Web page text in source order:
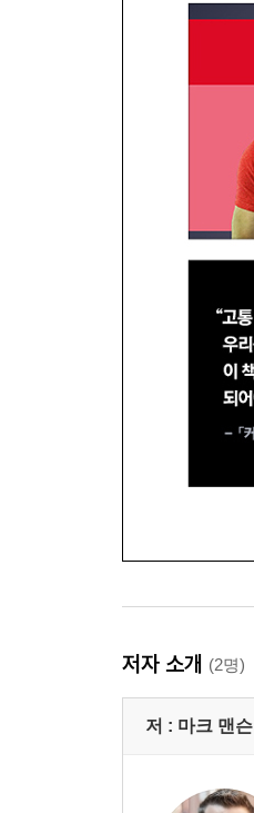
저자 소개 (2명)
저 : 마크 맨슨